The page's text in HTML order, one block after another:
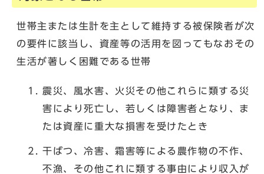
世帯主または生計を主として維持する被保険者が次
の要件に該当し、資産等の活用を図ってもなおその
生活が著しく困難である世帯
震災、風水害、火災その他これらに類する災
害により死亡し、若しくは障害者となり、ま
たは資産に重大な損害を受けたとき
干ばつ、冷害、霜害等による農作物の不作、
不漁、その他これに類する事由により収入が